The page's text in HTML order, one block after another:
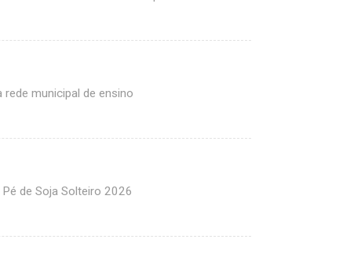
municipal de ensino
de Soja Solteiro 2026